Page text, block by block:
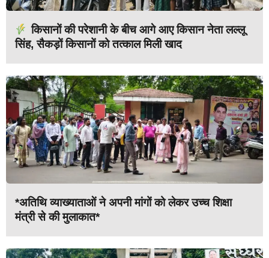
किसानों की परेशानी के बीच आगे आए किसान नेता लल्लू
सिंह, सैकड़ों किसानों को तत्काल मिली खाद
*अतिथि व्याख्याताओं ने अपनी मांगों को लेकर उच्च शिक्षा
मंत्री से की मुलाकात*